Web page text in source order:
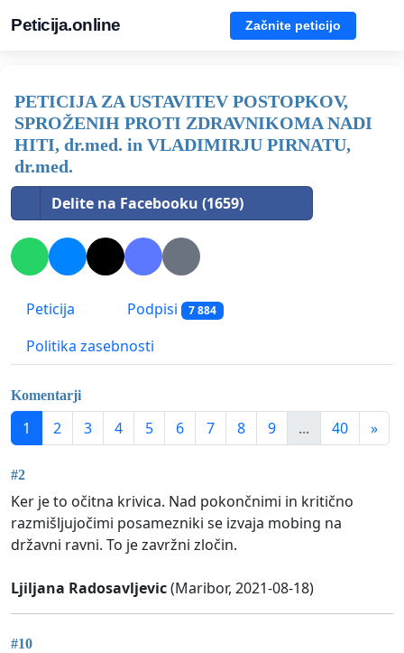
Peticija.online Začnite peticijo
PETICIJA ZA USTAVITEV POSTOPKOV,
SPROŽENIH PROTI ZDRAVNIKOMA NADI
HITI, dr.med. in VLADIMIRJU PIRNATU,
dr.med.
Delite na Facebooku (1659)
Peticija Podpisi 7 884
Politika zasebnosti
Komentarji
1 2 3 4 5 6 7 8 9 ... 40 »
#2
Ker je to očitna krivica. Nad pokončnimi in kritično
razmišljujočimi posamezniki se izvaja mobing na
državni ravni. To je zavržni zločin.
Ljiljana Radosavljevic(Maribor, 2021-08-18)
#10